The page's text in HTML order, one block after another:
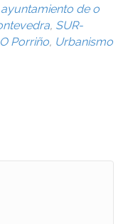
ayuntamiento de o
, SUR-
Porriño, Urbanismo